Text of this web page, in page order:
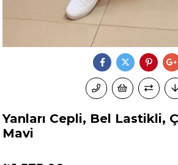
Yanları Cepli, Bel Lastikli,
Mavi